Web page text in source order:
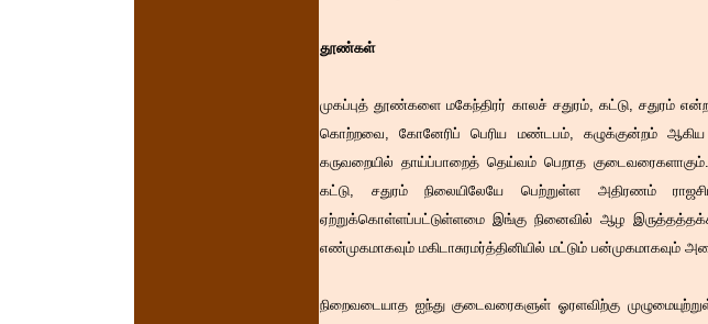
தூண்கள்
முகப்புத் தூண்களை மகேந்திரர் காலச் சதுரம், கட்டு, சதுரம்
கொற்றவை, கோனேரிப் பெரிய மண்டபம், கழுக்குன்றம்
கருவறையில் தாய்ப்பாறைத் தெய்வம் பெறாத
கட்டு, சதுரம் நிலையிலேயே பெற்றுள்ள அதிரணம்
ஏற்றுக்கொள்ளப்பட்டுள்ளமை இங்கு நினைவில் ஆழ
எண்முகமாகவும் மகிடாசுரமர்த்தினியில் மட்டும் பன்முகமாகவும்
நிறைவடையாத ஐந்து குடைவரைகளுள் ஓரளவிற்கு